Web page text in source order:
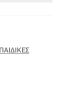
ΠΑΙΔΙΚΕΣ